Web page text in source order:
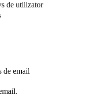
de utilizator
de email